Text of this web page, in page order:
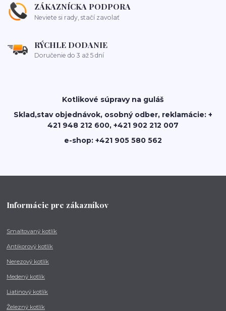
ZÁKAZNÍCKA PODPORA
Neviete si rady, stačí zavolať
RÝCHLE DODANIE
Doručenie do 3 až 5 dní
Kotlikové súpravy na guláš
Sklad,stav objednávok, osobný odber, reklamácie: +
421 948 212 600, +421 902 212 007
e-shop: +421 905 580 562
Informácie pre zákazníkov
Smaltovaný kotlík
Antikorový kotlík
Nerezový kotlík
Medený kotlík
Liatinový kotlík
Železný kotlík